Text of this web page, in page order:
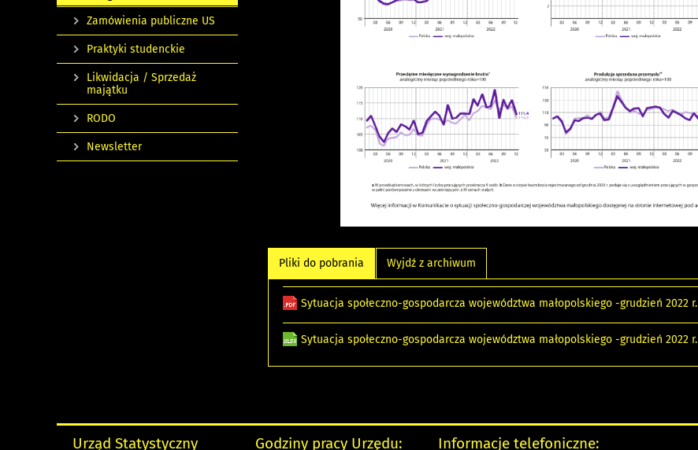
Pliki do pobrania Wyjdź z archiwum
Sytuacja społeczno-gospodarcza województwa małopolskiego -grudzień 2022 r.
Sytuacja społeczno-gospodarcza województwa małopolskiego -grudzień 2022 r.
Zamówienia publiczne US
Praktyki studenckie
Likwidacja / Sprzedaż
majątku
RODO
Newsletter
Urząd Statystyczny
Godziny pracy Urzędu: Informacje telefoniczne: